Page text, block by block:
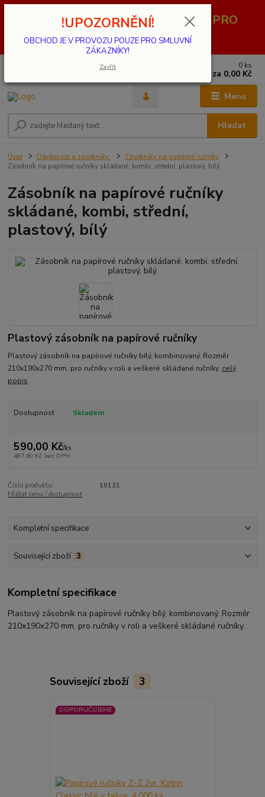
OBCHOD JE V PROVOZU POUZE PRO
SMLUVNÍ ZÁKAZNÍKY!
Menu
Hledat
0 ks
za 0,00 Kč
Úvod Dávkovače a zásobníky
Zásobníky na papírové ručníky
Zásobník na papírové ručníky skládané, kombi, střední, plastový, bílý
Zásobník na papírové ručníky
skládané, kombi, střední,
plastový, bílý
Plastový zásobník na papírové ručníky
Plastový zásobník na papírové ručníky bílý, kombinovaný. Rozměr
210x190x270 mm, pro ručníky v roli a veškeré skládané ručníky. celý
popis
Dostupnost Skladem
590,00 Kč/ks
487,60 Kč bez DPH
Číslo produktu:
10121
Hlídat cenu / dostupnost
Kompletní specifikace
Související zboží 3
Kompletní specifikace
Plastový zásobník na papírové ručníky bílý, kombinovaný. Rozměr
210x190x270 mm, pro ručníky v roli a veškeré skládané ručníky.
Související zboží 3
DOPORUČUJEME
!UPOZORNĚNÍ!
OBCHOD JE V PROVOZU POUZE PRO SMLUVNÍ
ZÁKAZNÍKY!
Zavřít